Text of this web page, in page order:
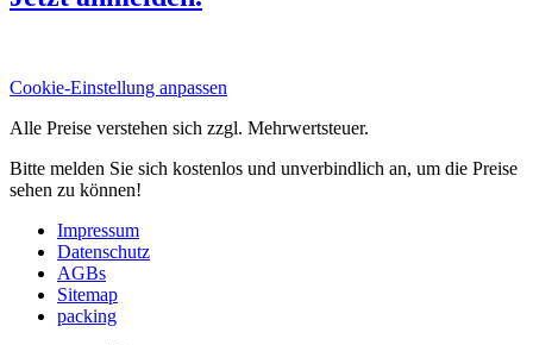
Cookie-Einstellung anpassen
Alle Preise verstehen sich zzgl. Mehrwertsteuer.
Bitte melden Sie sich kostenlos und unverbindlich an, um die Preise
sehen zu können!
Impressum
Datenschutz
AGBs
Sitemap
packing